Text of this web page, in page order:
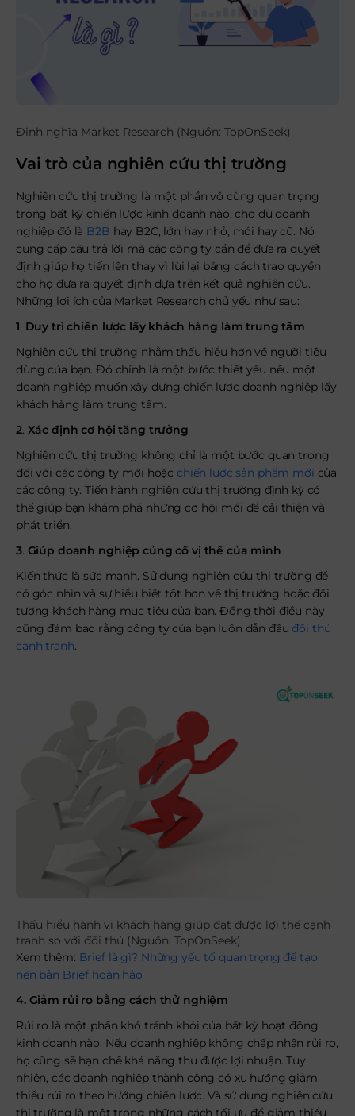
Định nghĩa Market Research (Nguồn: TopOnSeek)
Vai trò của nghiên cứu thị trường
Nghiên cứu thị trường là một phần vô cùng quan trọng
trong bất kỳ chiến lược kinh doanh nào, cho dù doanh
nghiệp đó là B2B hay B2C, lớn hay nhỏ, mới hay cũ. Nó
cung cấp câu trả lời mà các công ty cần để đưa ra quyết
định giúp họ tiến lên thay vì lùi lại bằng cách trao quyền
cho họ đưa ra quyết định dựa trên kết quả nghiên cứu.
Những lợi ích của Market Research chủ yếu như sau:
1. Duy trì chiến lược lấy khách hàng làm trung tâm
Nghiên cứu thị trường nhằm thấu hiểu hơn về người tiêu
dùng của bạn. Đó chính là một bước thiết yếu nếu một
doanh nghiệp muốn xây dựng chiến lược doanh nghiệp lấy
khách hàng làm trung tâm.
2. Xác định cơ hội tăng trưởng
Nghiên cứu thị trường không chỉ là một bước quan trọng
đối với các công ty mới hoặc chiến lược sản phẩm mới của
các công ty. Tiến hành nghiên cứu thị trường định kỳ có
thể giúp bạn khám phá những cơ hội mới để cải thiện và
phát triển.
3. Giúp doanh nghiệp củng cố vị thế của mình
Kiến thức là sức mạnh. Sử dụng nghiên cứu thị trường để
có góc nhìn và sự hiểu biết tốt hơn về thị trường hoặc đối
tượng khách hàng mục tiêu của bạn. Đồng thời điều này
cũng đảm bảo rằng công ty của bạn luôn dẫn đầuđối thủ
cạnh tranh.
Thấu hiểu hành vi khách hàng giúp đạt được lợi thế cạnh
tranh so với đối thủ (Nguồn: TopOnSeek)
Xem thêm: Brief là gì? Những yếu tố quan trọng để tạo
nên bản Brief hoàn hảo
4. Giảm rủi ro bằng cách thử nghiệm
Rủi ro là một phần khó tránh khỏi của bất kỳ hoạt động
kinh doanh nào. Nếu doanh nghiệp không chấp nhận rủi ro,
họ cũng sẽ hạn chế khả năng thu được lợi nhuận. Tuy
nhiên, các doanh nghiệp thành công có xu hướng giảm
thiểu rủi ro theo hướng chiến lược. Và sử dụng nghiên cứu
thị trường là một trong những cách tối ưu để giảm thiểu